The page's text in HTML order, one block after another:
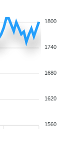
1800
1740
1680
1620
1560